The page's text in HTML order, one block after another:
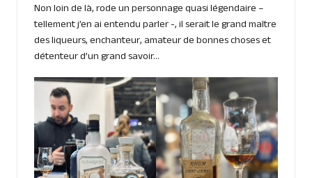
Non loin de là, rode un personnage quasi légendaire –
tellement j’en ai entendu parler -, il serait le grand maître
des liqueurs, enchanteur, amateur de bonnes choses et
détenteur d’un grand savoir…